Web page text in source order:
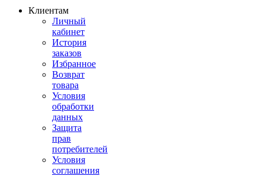
Клиентам
Личный
кабинет
История
заказов
Избранное
Возврат
товара
Условия
обработки
данных
Защита
прав
потребителей
Условия
соглашения